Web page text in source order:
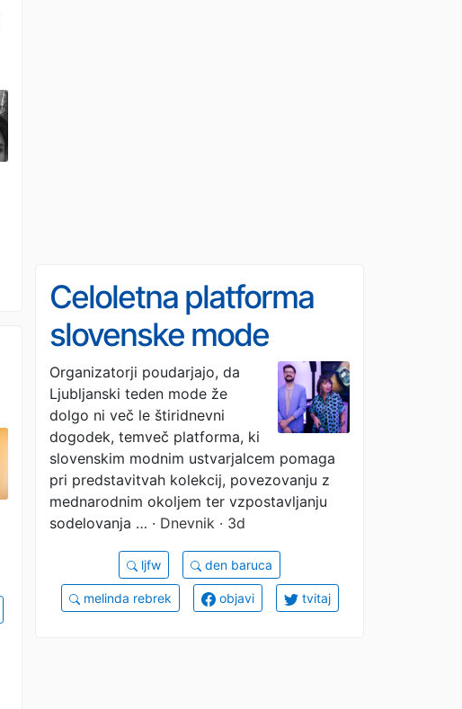
Celoletna platforma
slovenske mode
Organizatorji poudarjajo, da
Ljubljanski teden mode že
dolgo ni več le štiridnevni
dogodek, temveč platforma, ki
slovenskim modnim ustvarjalcem pomaga
pri predstavitvah kolekcij, povezovanju z
mednarodnim okoljem ter vzpostavljanju
sodelovanja … · Dnevnik · 3d
ljfw den baruca
melinda rebrek objavi tvitaj